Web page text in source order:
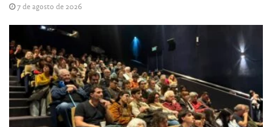
7 de agosto de 2026